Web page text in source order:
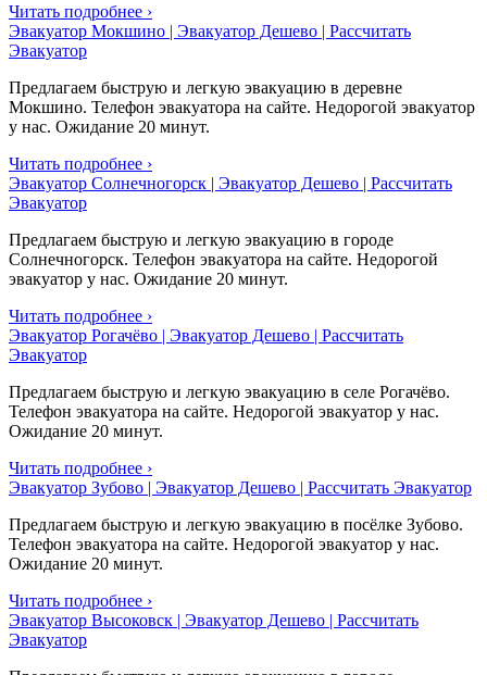
Читать подробнее ›
Эвакуатор Мокшино | Эвакуатор Дешево | Рассчитать
Эвакуатор
Предлагаем быструю и легкую эвакуацию в деревне
Мокшино. Телефон эвакуатора на сайте. Недорогой эвакуатор
у нас. Ожидание 20 минут.
Читать подробнее ›
Эвакуатор Солнечногорск | Эвакуатор Дешево | Рассчитать
Эвакуатор
Предлагаем быструю и легкую эвакуацию в городе
Солнечногорск. Телефон эвакуатора на сайте. Недорогой
эвакуатор у нас. Ожидание 20 минут.
Читать подробнее ›
Эвакуатор Рогачёво | Эвакуатор Дешево | Рассчитать
Эвакуатор
Предлагаем быструю и легкую эвакуацию в селе Рогачёво.
Телефон эвакуатора на сайте. Недорогой эвакуатор у нас.
Ожидание 20 минут.
Читать подробнее ›
Эвакуатор Зубово | Эвакуатор Дешево | Рассчитать Эвакуатор
Предлагаем быструю и легкую эвакуацию в посёлке Зубово.
Телефон эвакуатора на сайте. Недорогой эвакуатор у нас.
Ожидание 20 минут.
Читать подробнее ›
Эвакуатор Высоковск | Эвакуатор Дешево | Рассчитать
Эвакуатор